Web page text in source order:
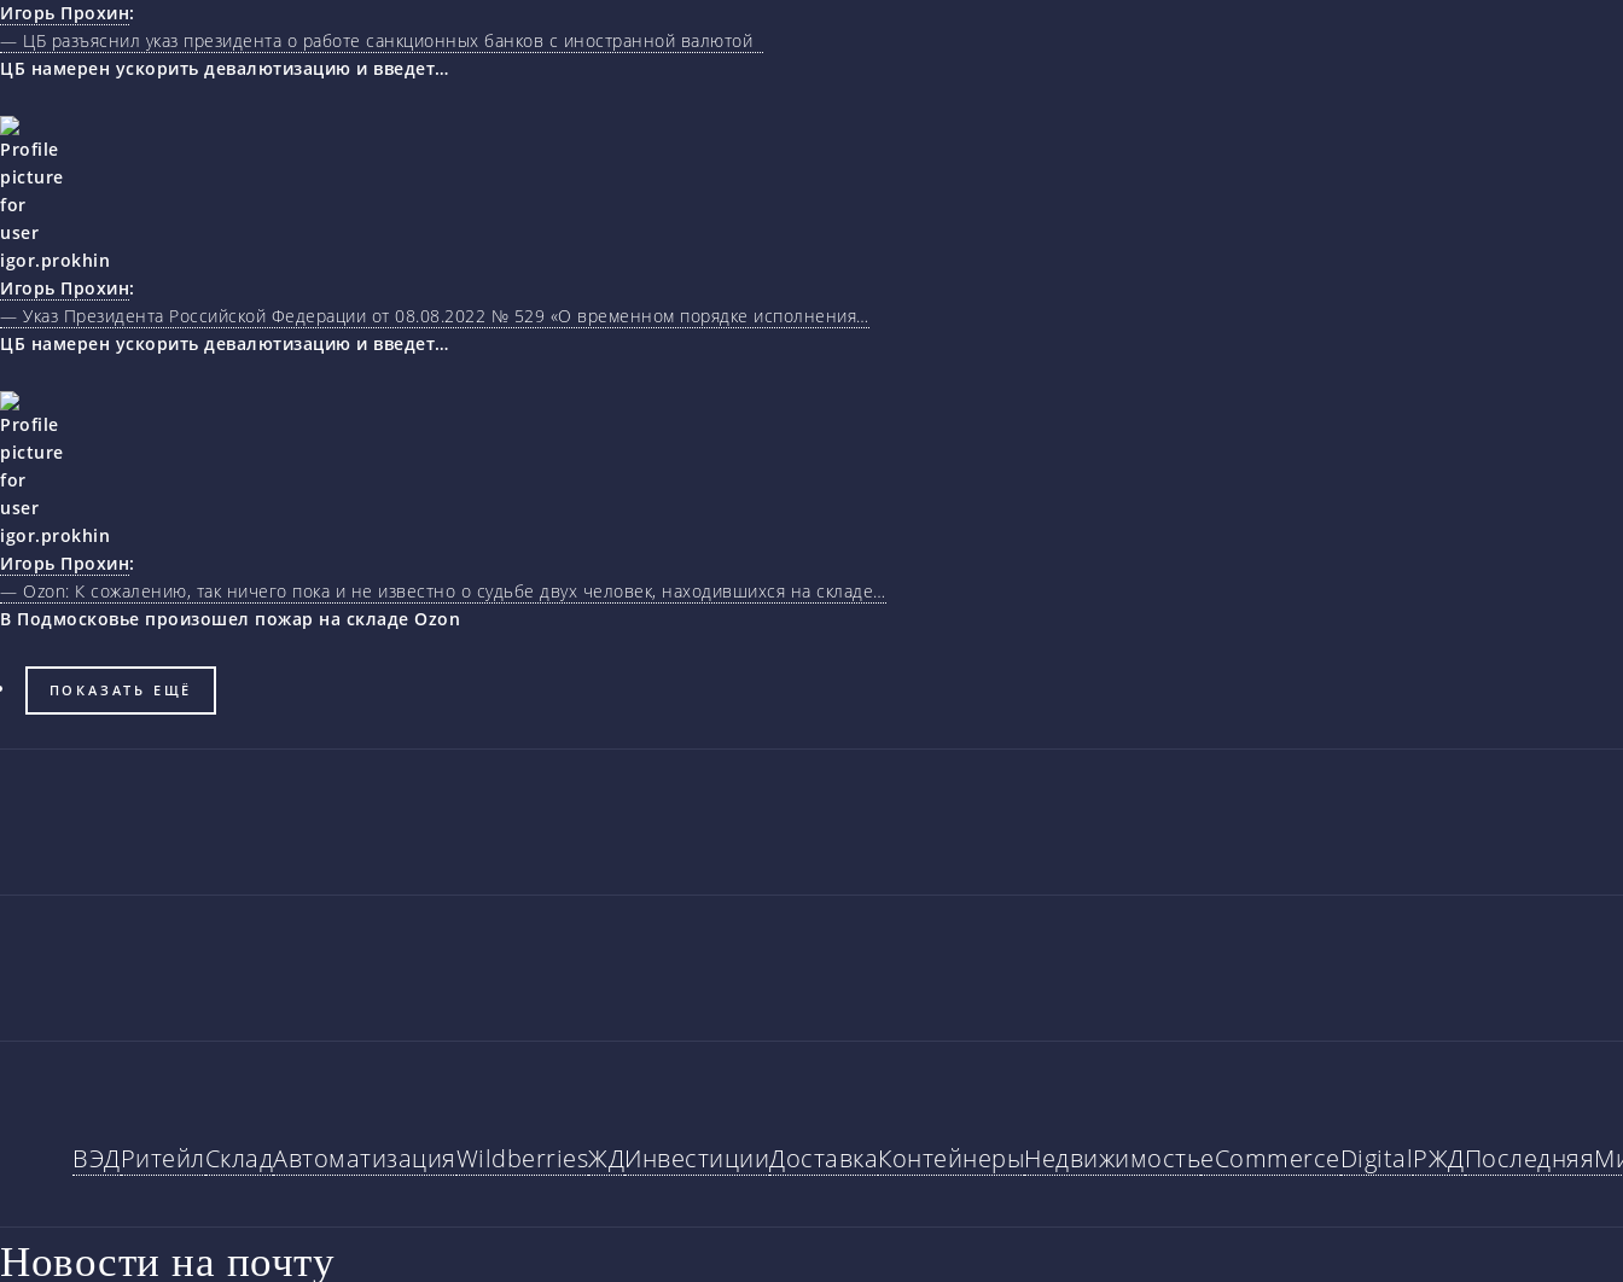
Игорь Прохин:
— ЦБ разъяснил указ президента о работе санкционных банков с иностранной валютой
ЦБ намерен ускорить девалютизацию и введет…
Игорь Прохин:
— Указ Президента Российской Федерации от 08.08.2022 № 529 «О временном порядке исполнения…
ЦБ намерен ускорить девалютизацию и введет…
Игорь Прохин:
— Ozon: К сожалению, так ничего пока и не известно о судьбе двух человек, находившихся на складе…
В Подмосковье произошел пожар на складе Ozon
ПОКАЗАТЬ ЕЩЁ
ВЭДРитейлСкладАвтоматизацияWildberriesЖДИнвестицииДоставкаКонтейнерыНедвижимостьeCommerceDigitalРЖД
Новости на почту